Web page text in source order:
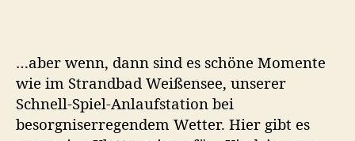
…aber wenn, dann sind es schöne Momente
wie im Strandbad Weißensee, unserer
Schnell-Spiel-Anlaufstation bei
besorgniserregendem Wetter. Hier gibt es